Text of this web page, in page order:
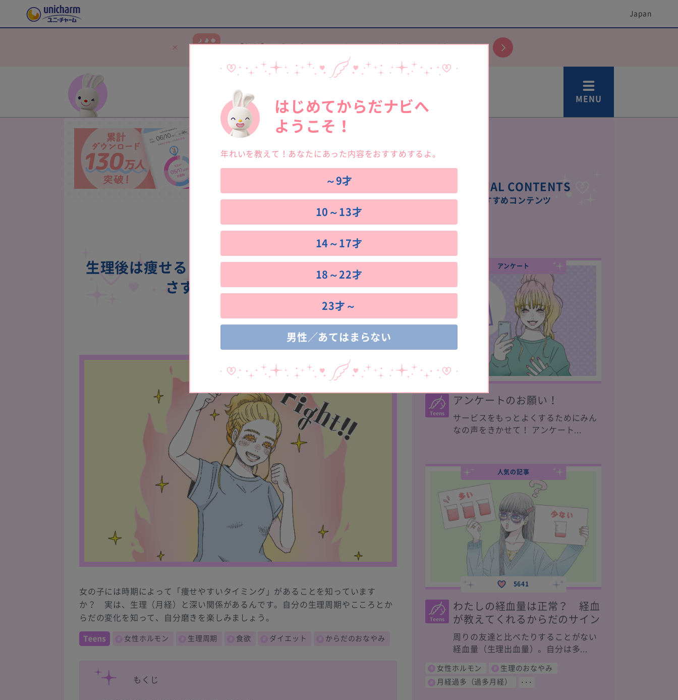
Japan
【無料】公式アプリ ソフィガール で次の生理日を予測しよう♪
MENU
生理後は痩せるってほんと？ タイミングを逃
さず賢くダイエット！
女の子には時期によって「痩せやすいタイミング」があることを知っています
か？ 実は、生理（月経）と深い関係があるんです。自分の生理周期やこころとか
らだの変化を知って、自分磨きを楽しみましょう。
女性ホルモン 生理周期 食欲 ダイエット からだのおなやみ
もくじ
SPECIAL CONTENTS
おすすめコンテンツ
アンケート
アンケートのお願い！
サービスをもっとよくするためにみん
なの声をきかせて！ アンケート...
人気の記事
5641
わたしの経血量は正常？ 経血
が教えてくれるからだのサイン
周りの友達と比べたりすることがない
経血量（生理出血量）。自分は多...
女性ホルモン
生理のおなやみ
月経過多（過多月経）
･･･
はじめてからだナビへ
ようこそ！
年れいを教えて！あなたにあった内容をおすすめするよ。
～9才
10～13才
14～17才
18～22才
23才～
男性／あてはまらない